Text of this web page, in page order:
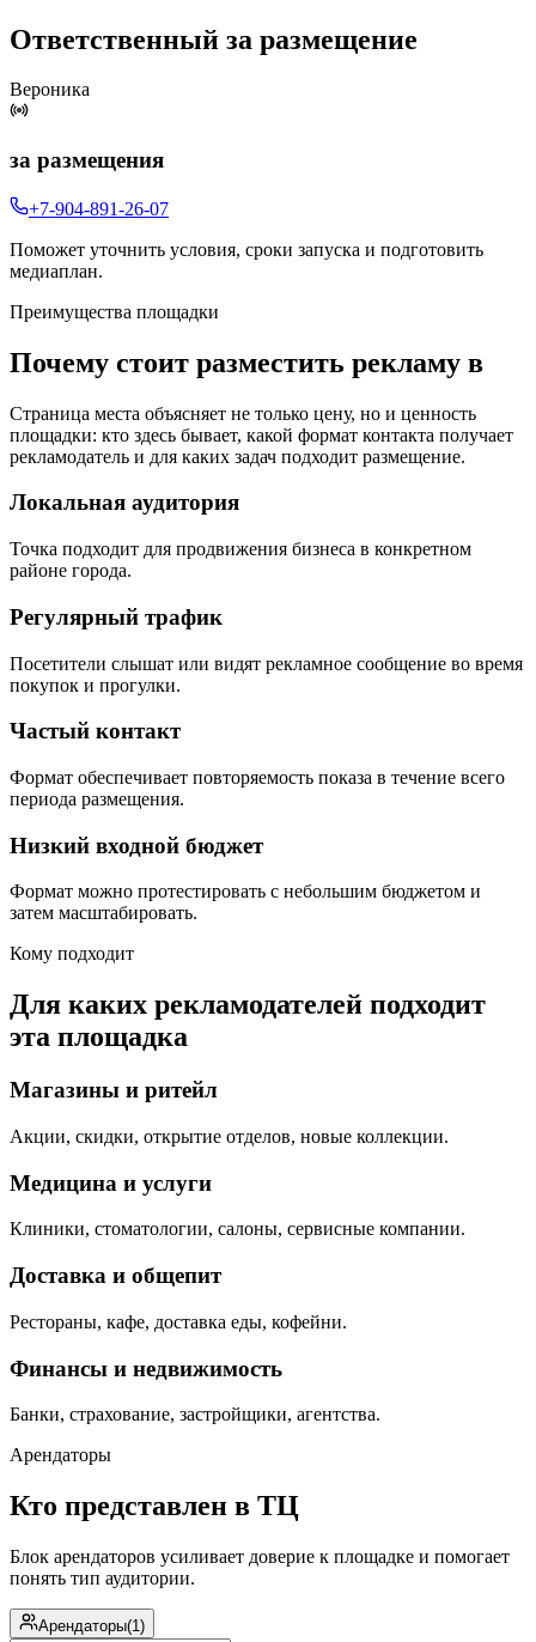
Ответственный за размещение
Вероника
за размещения
+7-904-891-26-07
Поможет уточнить условия, сроки запуска и подготовить
медиаплан.
Преимущества площадки
Почему стоит разместить рекламу в
Страница места объясняет не только цену, но и ценность
площадки: кто здесь бывает, какой формат контакта получает
рекламодатель и для каких задач подходит размещение.
Локальная аудитория
Точка подходит для продвижения бизнеса в конкретном
районе города.
Регулярный трафик
Посетители слышат или видят рекламное сообщение во время
покупок и прогулки.
Частый контакт
Формат обеспечивает повторяемость показа в течение всего
периода размещения.
Низкий входной бюджет
Формат можно протестировать с небольшим бюджетом и
затем масштабировать.
Кому подходит
Для каких рекламодателей подходит
эта площадка
Магазины и ритейл
Акции, скидки, открытие отделов, новые коллекции.
Медицина и услуги
Клиники, стоматологии, салоны, сервисные компании.
Доставка и общепит
Рестораны, кафе, доставка еды, кофейни.
Финансы и недвижимость
Банки, страхование, застройщики, агентства.
Арендаторы
Кто представлен в ТЦ
Блок арендаторов усиливает доверие к площадке и помогает
понять тип аудитории.
Арендаторы(1)